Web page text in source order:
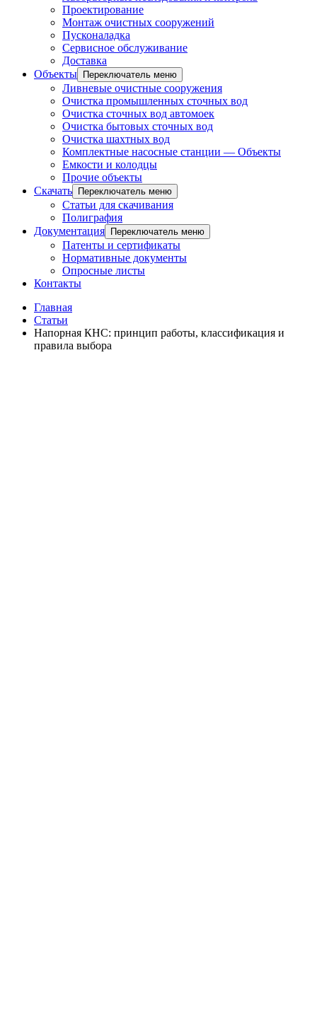
Проектирование
Монтаж очистных сооружений
Пусконаладка
Сервисное обслуживание
Доставка
Объекты
Переключатель меню
Ливневые очистные сооружения
Очистка промышленных сточных вод
Очистка сточных вод автомоек
Очистка бытовых сточных вод
Очистка шахтных вод
Комплектные насосные станции — Объекты
Емкости и колодцы
Прочие объекты
Скачать
Переключатель меню
Статьи для скачивания
Полиграфия
Документация
Переключатель меню
Патенты и сертификаты
Нормативные документы
Опросные листы
Контакты
Главная
Статьи
Напорная КНС: принцип работы, классификация и
правила выбора